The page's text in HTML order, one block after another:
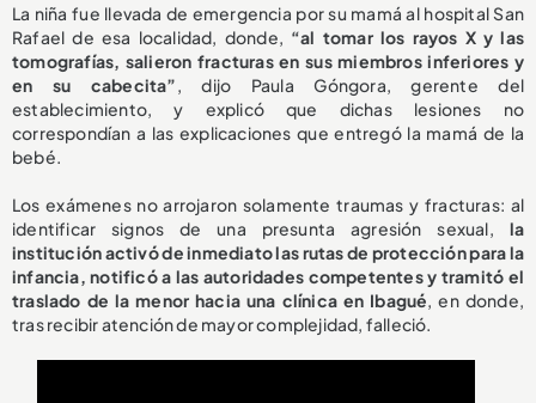
La niña fue llevada de emergencia por su mamá al hospital San
Rafael de esa localidad, donde, “al tomar los rayos X y las
tomografías, salieron fracturas en sus miembros inferiores y
en su cabecita”, dijo Paula Góngora, gerente del
establecimiento, y explicó que dichas lesiones no
correspondían a las explicaciones que entregó la mamá de la
bebé.
Los exámenes no arrojaron solamente traumas y fracturas: al
identificar signos de una presunta agresión sexual, la
institución activó de inmediato las rutas de protección para la
infancia, notificó a las autoridades competentes y tramitó el
traslado de la menor hacia una clínica en Ibagué, en donde,
tras recibir atención de mayor complejidad, falleció.